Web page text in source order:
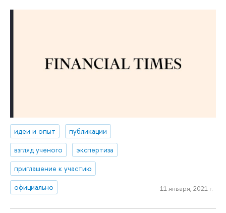
идеи и опыт
публикации
взгляд ученого
экспертиза
приглашение к участию
официально
11 января, 2021 г.